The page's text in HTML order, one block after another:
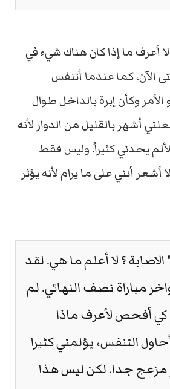
أعرف ما إذا كان هناك شيء في
الآن، كما عندما أتنفس
وكأن إبرة بالداخل طوال
أشهر بالقليل من الدوار لأنه
يحدني كثيراً. وليس فقط
أشعر أنني على ما يرام لأنه يؤثر
الاصابة ؟ لا أعلم ما هي. لقد
مباراة نصف النهائي. لم
أفحص لأعرف ماذا
التنفس، يؤلمني كثيرا
مزعج جدا. لكن ليس هذا